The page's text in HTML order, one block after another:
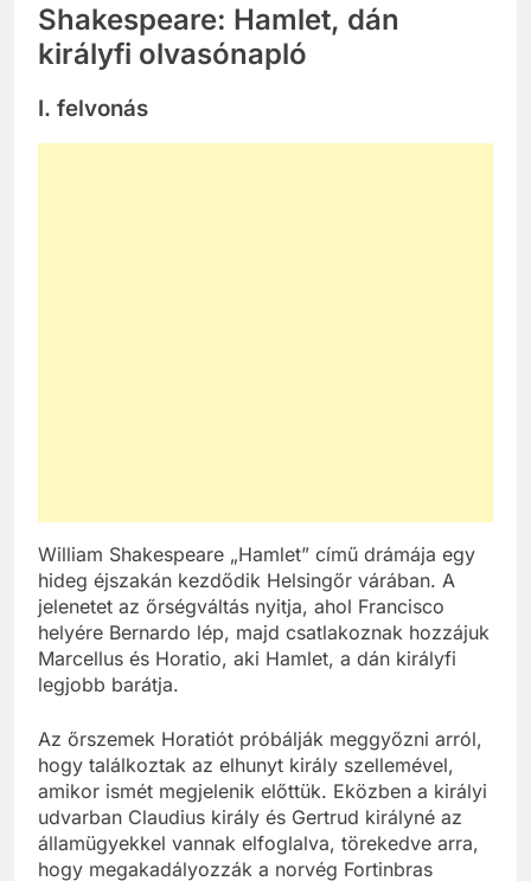
Shakespeare: Hamlet, dán
királyfi olvasónapló
I. felvonás
William Shakespeare „Hamlet” című drámája egy
hideg éjszakán kezdődik Helsingőr várában. A
jelenetet az őrségváltás nyitja, ahol Francisco
helyére Bernardo lép, majd csatlakoznak hozzájuk
Marcellus és Horatio, aki Hamlet, a dán királyfi
legjobb barátja.
Az őrszemek Horatiót próbálják meggyőzni arról,
hogy találkoztak az elhunyt király szellemével,
amikor ismét megjelenik előttük. Eközben a királyi
udvarban Claudius király és Gertrud királyné az
államügyekkel vannak elfoglalva, törekedve arra,
hogy megakadályozzák a norvég Fortinbras